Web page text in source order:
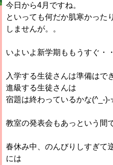
今日から4月ですね。
といっても何だか肌寒かっ
しませんが。。
いよいよ新学期ももうすぐ・・
入学する生徒さんは準備はで
進級する生徒さんは
宿題は終わっているかな(^_-
教室の発表会もあっという間
春休み中、のんびりしすぎて
には